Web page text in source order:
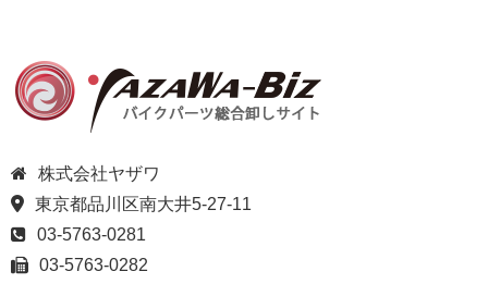
株式会社ヤザワ
東京都品川区南大井5-27-11
03-5763-0281
03-5763-0282